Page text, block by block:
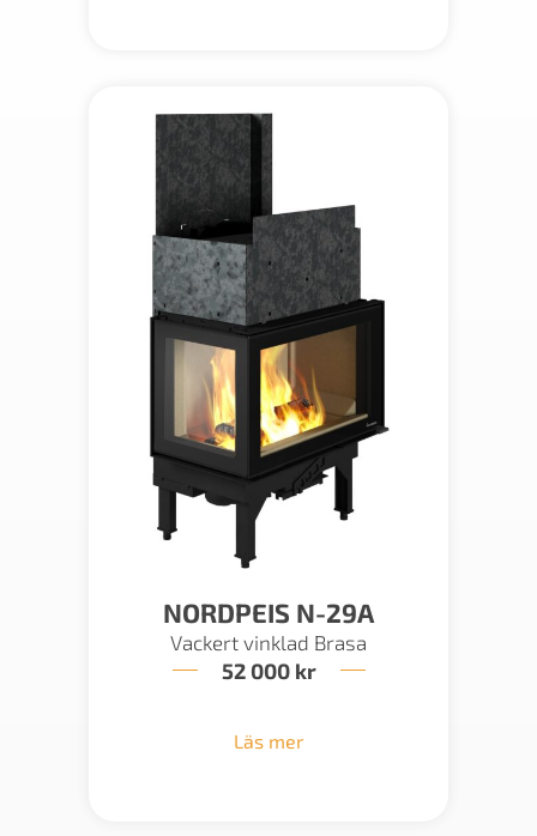
NORDPEIS N-29A
Vackert vinklad Brasa
52 000 kr
Läs mer